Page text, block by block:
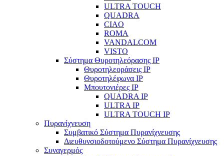
ULTRA TOUCH
QUADRA
CIAO
ROMA
VANDALCOM
VISTO
Σύστημα Θυροτηλεόρασης IP
Θυροτηλεοράσεις IP
Θυροτηλέφωνα IP
Μπουτονιέρες IP
QUADRA IP
ULTRA IP
ULTRA TOUCH IP
Πυρανίχνευση
Συμβατικό Σύστημα Πυρανίχνευσης
Διευθυνσιοδοτούμενο Σύστημα Πυρανίχνευσης
Συναγερμός